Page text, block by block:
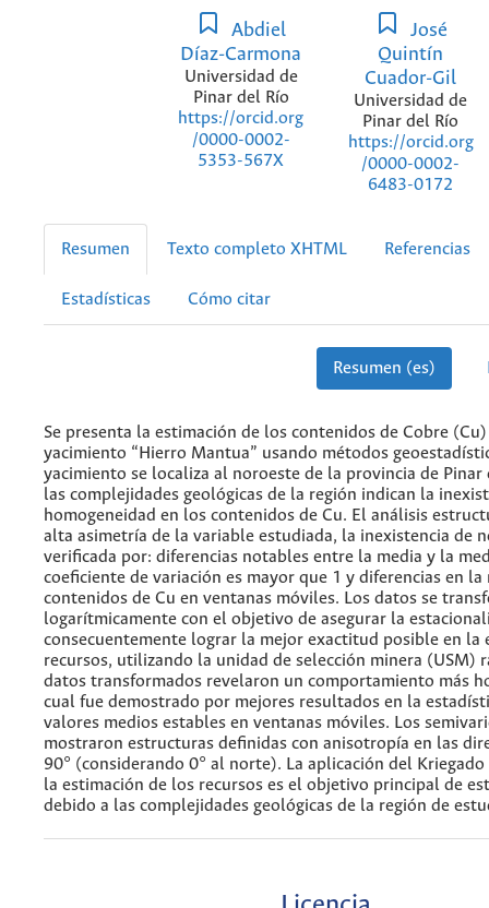
Abdiel
Díaz-Carmona
Universidad de
Pinar del Río
https://orcid.org
/0000-0002-
5353-567X
José
Quintín
Cuador-Gil
Universidad de
Pinar del Río
https://orcid.org
/0000-0002-
6483-0172
Resumen Texto completo XHTML Referencias
Estadísticas Cómo citar
Resumen (es)
Se presenta la estimación de los contenidos de Cobre
yacimiento “Hierro Mantua” usando métodos
yacimiento se localiza al noroeste de la provincia de Pinar
las complejidades geológicas de la región indican la
homogeneidad en los contenidos de Cu. El análisis
alta asimetría de la variable estudiada, la inexistencia de
verificada por: diferencias notables entre la media y la
coeficiente de variación es mayor que 1 y diferencias en la
contenidos de Cu en ventanas móviles. Los datos se
logarítmicamente con el objetivo de asegurar la
consecuentemente lograr la mejor exactitud posible en la
recursos, utilizando la unidad de selección minera (USM)
datos transformados revelaron un comportamiento más
cual fue demostrado por mejores resultados en la
valores medios estables en ventanas móviles. Los
mostraron estructuras definidas con anisotropía en las
90° (considerando 0° al norte). La aplicación del
la estimación de los recursos es el objetivo principal de
debido a las complejidades geológicas de la región de